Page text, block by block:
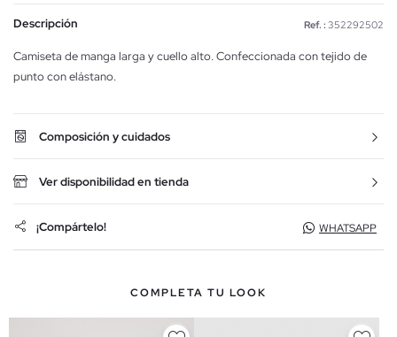
Descripción Ref. : 352292502
Camiseta de manga larga y cuello alto. Confeccionada con tejido de
punto con elástano.
Composición y cuidados
Ver disponibilidad en tienda
¡Compártelo! WHATSAPP
COMPLETA TU LOOK